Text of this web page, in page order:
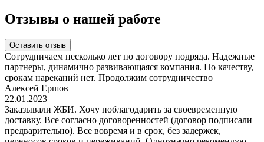
Отзывы о нашей работе
Оставить отзыв
Сотрудничаем несколько лет по договору подряда. Надежные
партнеры, динамично развивающаяся компания. По качеству,
срокам нареканий нет. Продолжим сотрудничество
Алексей Ершов
22.01.2023
Заказывали ЖБИ. Хочу поблагодарить за своевременную
доставку. Все согласно договоренностей (договор подписали
предварительно). Все вовремя и в срок, без задержек,